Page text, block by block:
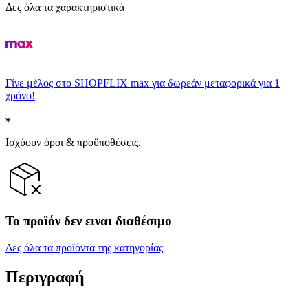
Δες όλα τα χαρακτηριστικά
Γίνε μέλος στο SHOPFLIX max για δωρεάν μεταφορικά για 1
χρόνο!
Ισχύουν όροι & προϋποθέσεις.
Το προϊόν δεν ειναι διαθέσιμο
Δες όλα τα προϊόντα της κατηγορίας
Περιγραφή